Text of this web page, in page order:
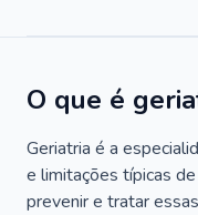
O que é
Geriatria é a
e limitações típicas
prevenir e tratar